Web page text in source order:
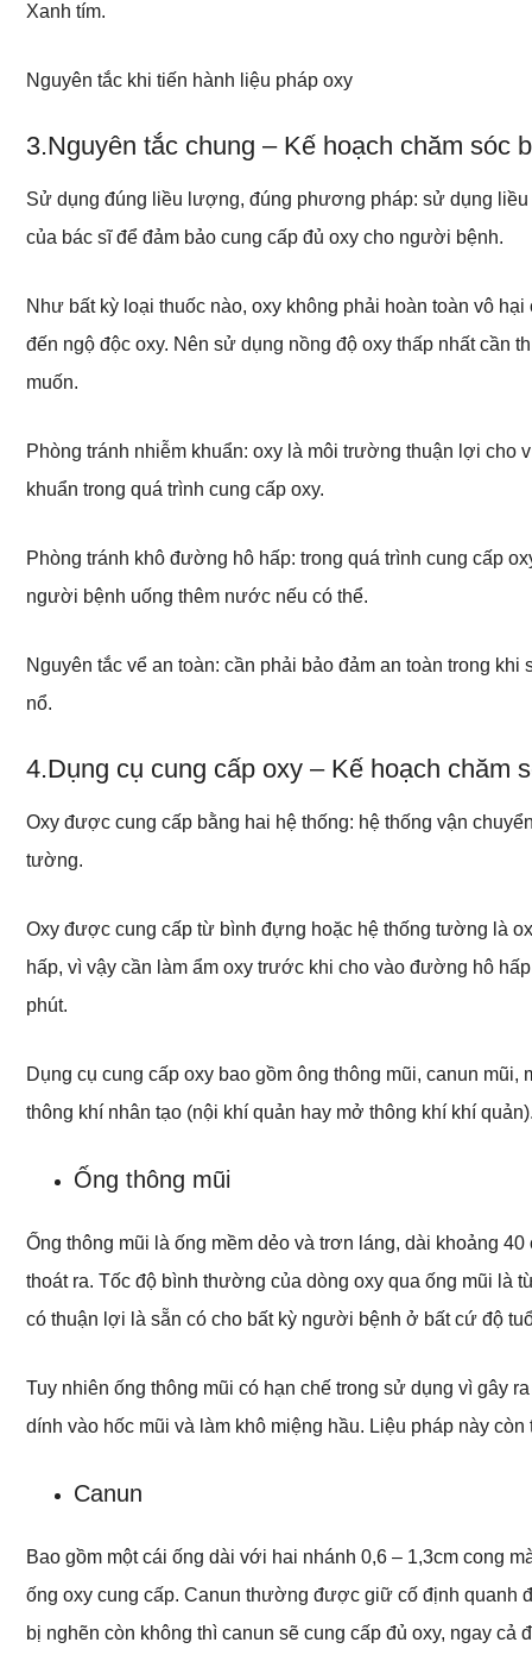
Xanh tím.
Nguyên tắc khi tiến hành liệu pháp oxy
3.Nguyên tắc chung – Kế hoạch chăm sóc
Sử dụng đúng liều lượng, đúng phương pháp: sử dụng
của bác sĩ để đảm bảo cung cấp đủ oxy cho người bệnh.
Như bất kỳ loại thuốc nào, oxy không phải hoàn toàn vô
đến ngộ độc oxy. Nên sử dụng nồng độ oxy thấp nhất cần
muốn.
Phòng tránh nhiễm khuẩn: oxy là môi trường thuận lợi cho
khuẩn trong quá trình cung cấp oxy.
Phòng tránh khô đường hô hấp: trong quá trình cung cấp
người bệnh uống thêm nước nếu có thể.
Nguyên tắc vể an toàn: cần phải bảo đảm an toàn trong
nổ.
4.Dụng cụ cung cấp oxy – Kế hoạch chăm
Oxy được cung cấp bằng hai hệ thống: hệ thống vận
tường.
Oxy được cung cấp từ bình đựng hoặc hệ thống tường là
hấp, vì vậy cần làm ẩm oxy trước khi cho vào đường hô
phút.
Dụng cụ cung cấp oxy bao gồm ông thông mũi, canun
thông khí nhân tạo (nội khí quản hay mở thông khí khí
Ống thông mũi
Ống thông mũi là ống mềm dẻo và trơn láng, dài khoảng
thoát ra. Tốc độ bình thường của dòng oxy qua ống mũi là
có thuận lợi là sẵn có cho bất kỳ người bệnh ở bất cứ độ
Tuy nhiên ống thông mũi có hạn chế trong sử dụng vì gây
dính vào hốc mũi và làm khô miệng hầu. Liệu pháp này
Canun
Bao gồm một cái ống dài với hai nhánh 0,6 – 1,3cm cong
ống oxy cung cấp. Canun thường được giữ cố định
bị nghẽn còn không thì canun sẽ cung cấp đủ oxy, ngay